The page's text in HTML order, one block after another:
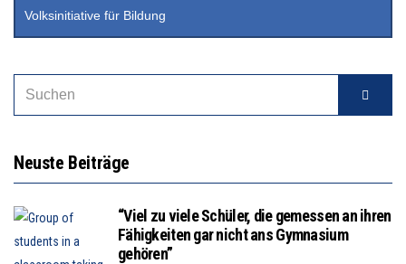
Volksinitiative für Bildung
Neuste Beiträge
“Viel zu viele Schüler, die gemessen an ihren
Fähigkeiten gar nicht ans Gymnasium
gehören”